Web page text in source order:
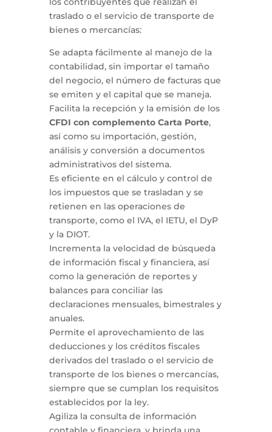
traslado o el servicio de transporte de
bienes o mercancías:
Se adapta fácilmente al manejo de la
contabilidad, sin importar el tamaño
del negocio, el número de facturas que
se emiten y el capital que se maneja.
Facilita la recepción y la emisión de los
CFDI con complemento Carta Porte,
así como su importación, gestión,
análisis y conversión a documentos
administrativos del sistema.
Es eficiente en el cálculo y control de
los impuestos que se trasladan y se
retienen en las operaciones de
transporte, como el IVA, el IETU, el DyP
y la DIOT.
Incrementa la velocidad de búsqueda
de información fiscal y financiera, así
como la generación de reportes y
balances para conciliar las
declaraciones mensuales, bimestrales y
anuales.
Permite el aprovechamiento de las
deducciones y los créditos fiscales
derivados del traslado o el servicio de
transporte de los bienes o mercancías,
siempre que se cumplan los requisitos
establecidos por la ley.
Agiliza la consulta de información